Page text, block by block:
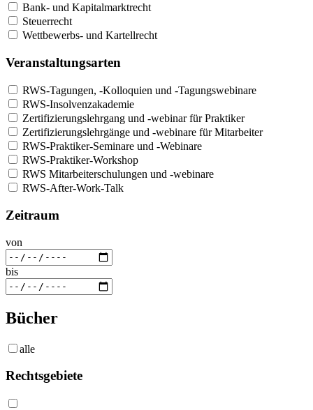
Bank- und Kapitalmarktrecht
Steuerrecht
Wettbewerbs- und Kartellrecht
Veranstaltungsarten
RWS-Tagungen, -Kolloquien und -Tagungswebinare
RWS-Insolvenzakademie
Zertifizierungslehrgang und -webinar für Praktiker
Zertifizierungslehrgänge und -webinare für Mitarbeiter
RWS-Praktiker-Seminare und -Webinare
RWS-Praktiker-Workshop
RWS Mitarbeiterschulungen und -webinare
RWS-After-Work-Talk
Zeitraum
von
bis
Bücher
alle
Rechtsgebiete